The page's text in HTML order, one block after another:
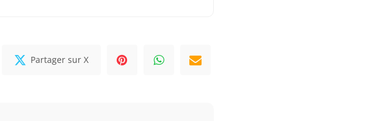
Partager sur X